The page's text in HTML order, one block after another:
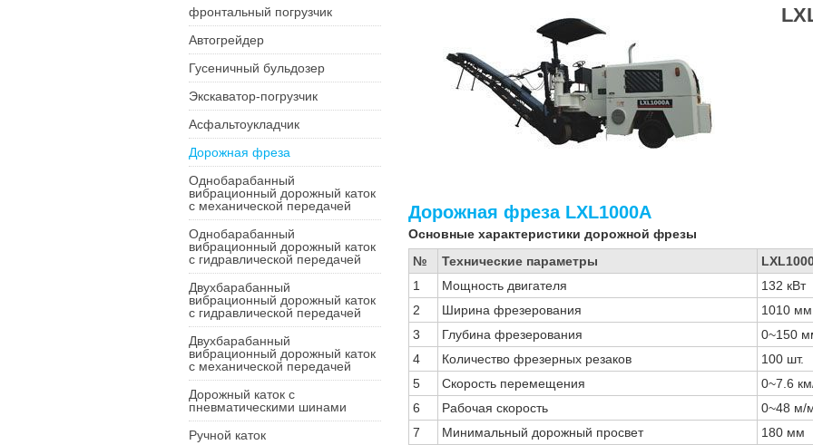
Дорожная фреза LXL1000A
Основные характеристики дорожной фрезы
№
Технические параметры
1
Мощность двигателя
132 кВт
2
Ширина фрезерования
1010 мм
3
Глубина фрезерования
0~150
4
Количество фрезерных резаков
100 шт.
5
Скорость перемещения
0~7.6
6
Рабочая скорость
0~48 м/
7
Минимальный дорожный просвет
180 мм
фронтальный погрузчик
Автогрейдер
Гусеничный бульдозер
Экскаватор-погрузчик
Асфальтоукладчик
Дорожная фреза
Однобарабанный
вибрационный дорожный каток
с механической передачей
Однобарабанный
вибрационный дорожный каток
с гидравлической передачей
Двухбарабанный
вибрационный дорожный каток
с гидравлической передачей
Двухбарабанный
вибрационный дорожный каток
с механической передачей
Дорожный каток с
пневматическими шинами
Ручной каток